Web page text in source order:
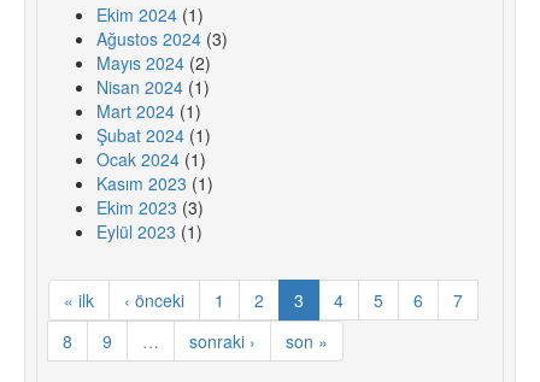
Ekim 2024 (1)
Ağustos 2024 (3)
Mayıs 2024 (2)
Nisan 2024 (1)
Mart 2024 (1)
Şubat 2024 (1)
Ocak 2024 (1)
Kasım 2023 (1)
Ekim 2023 (3)
Eylül 2023 (1)
« ilk ‹ önceki 1 2 3 4 5 6
7
8
9 … sonraki › son »